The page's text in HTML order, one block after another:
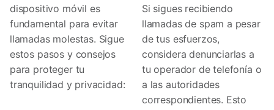
dispositivo móvil es
fundamental para evitar
llamadas molestas. Sigue
estos pasos y consejos
para proteger tu
tranquilidad y privacidad:
Si sigues recibiendo
llamadas de spam a pesar
de tus esfuerzos,
considera denunciarlas a
tu operador de telefonía o
a las autoridades
correspondientes. Esto